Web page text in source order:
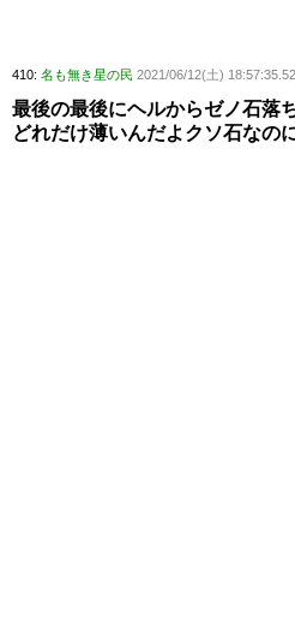
410: 名も無き星の民 2021/06/12(土)
最後の最後にヘルからゼノ石落
どれだけ薄いんだよクソ石なの